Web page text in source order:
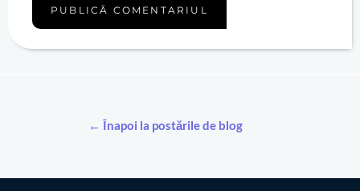
← Înapoi la postările de blog